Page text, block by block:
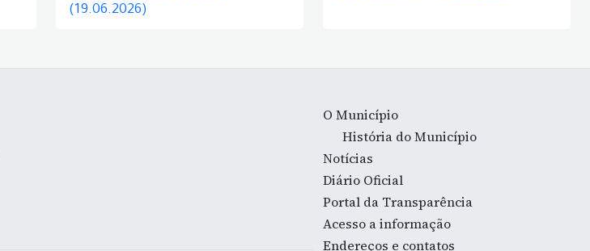
(19.06.2026)
O Município
História do Município
Notícias
Diário Oficial
Portal da Transparência
Acesso a informação
Endereços e contatos